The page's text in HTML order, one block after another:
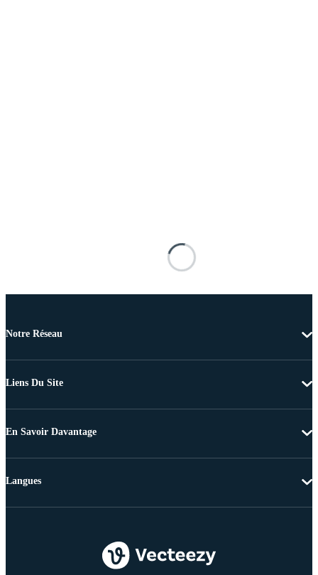
Notre Réseau
Liens Du Site
En Savoir Davantage
Langues